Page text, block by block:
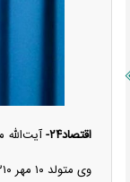
اقتصاد۲۴-
وی متولد ۱۰ مهر ۱۳۱۰ بود و امامت جمعه موقت تهران و ریاست مدرسه عالی شهید مطهری را نیز بر عهده داشت.
قیمت خودرو وارد فاز
واکنش بازار به